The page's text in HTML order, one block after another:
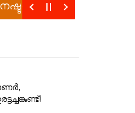
പാറ്റ്ന